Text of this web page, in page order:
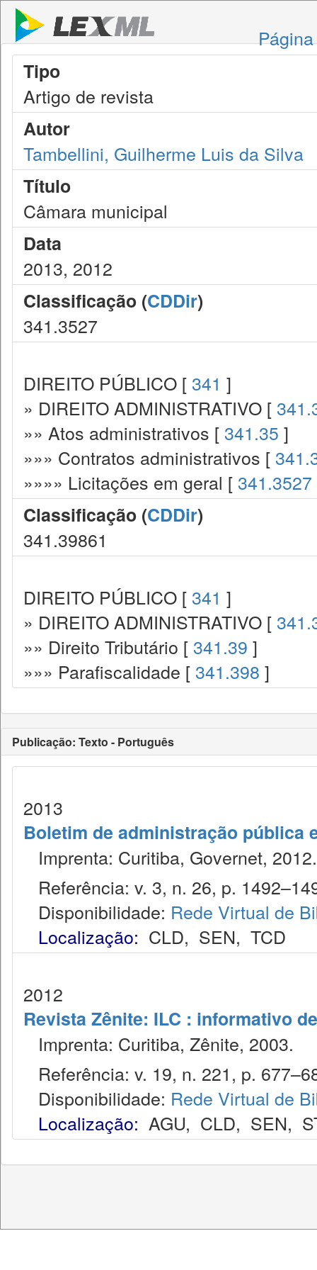
Tipo
Artigo de revista
Autor
Tambellini, Guilherme Luis da Silva
Título
Câmara municipal
Data
2013, 2012
Classificação (CDDir)
341.3527
DIREITO PÚBLICO [ 341 ]
» DIREITO ADMINISTRATIVO [
»» Atos administrativos [ 341.35 ]
»»» Contratos administrativos [
»»»» Licitações em geral [ 341.3527
Classificação (CDDir)
341.39861
DIREITO PÚBLICO [ 341 ]
» DIREITO ADMINISTRATIVO [
»» Direito Tributário [ 341.39 ]
»»» Parafiscalidade [ 341.398 ]
Publicação: Texto - Português
2013
Boletim de administração pública
Imprenta: Curitiba, Governet, 2012.
Referência: v. 3, n. 26, p.
Disponibilidade: Rede Virtual de
Localização: CLD, SEN, TCD
2012
Revista Zênite: ILC : informativo
Imprenta: Curitiba, Zênite, 2003.
Referência: v. 19, n. 221, p.
Disponibilidade: Rede Virtual de
Localização: AGU, CLD, SEN,